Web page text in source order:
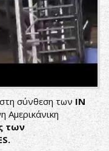
σύνθεση τωνIN
των